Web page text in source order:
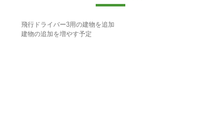
飛行ドライバー3用の建物を追加
建物の追加を増やす予定